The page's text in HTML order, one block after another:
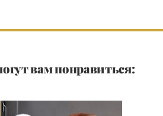
вам понравиться: